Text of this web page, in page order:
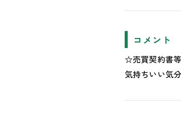
コメント
☆売買契約書
気持ちいい気